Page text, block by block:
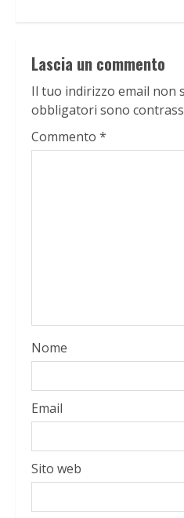
Lascia un commento
Il tuo indirizzo email non
obbligatori sono
Commento *
Nome
Email
Sito web